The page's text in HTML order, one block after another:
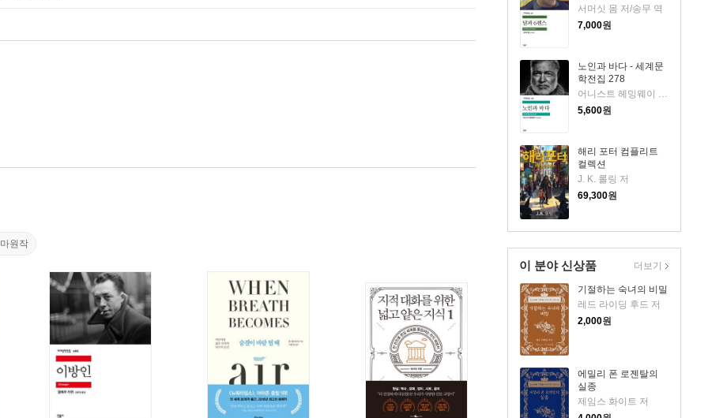
서머싯 몸 저/송무 역
7,000원
노인과 바다 - 세계문
학전집 278
어니스트 헤밍웨이 저/김욱동 역
5,600원
해리 포터 컴플리트
컬렉션
J. K. 롤링 저
69,300원
이 분야 신상품
기절하는 숙녀의 비밀
레드 라이딩 후드 저
2,000원
에밀리 폰 로젠탈의
실종
제임스 화이트 저
더보기
원작